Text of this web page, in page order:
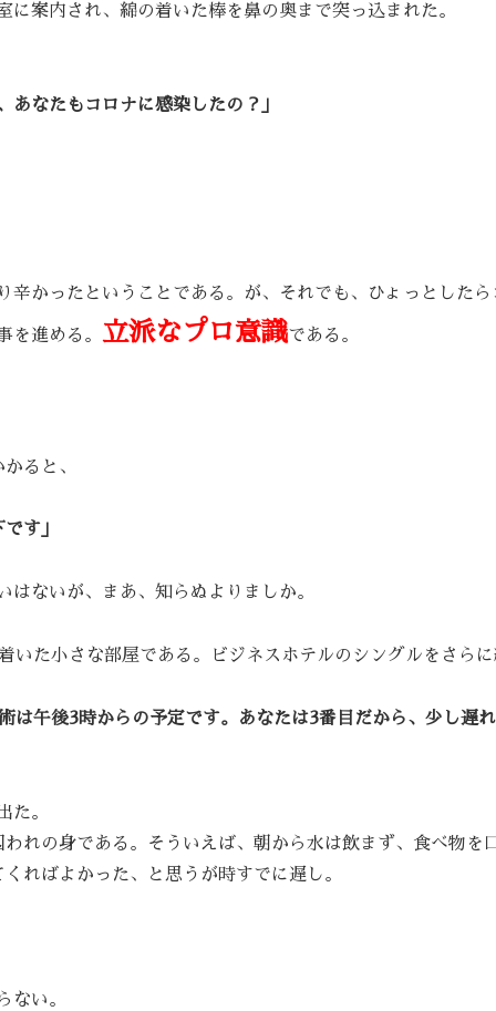
案内され、綿の着いた棒を鼻の奥まで突っ込まれた。
なたもコロナに感染したの？」
辛かったということである。が、それでも、ひょっとした
を進める。 立派なプロ意識である。
ると、
す」
ないが、まあ、知らぬよりましか。
いた小さな部屋である。ビジネスホテルのシングルをさら
は午後3時からの予定です。あなたは3番目だから、少し遅
た。
れの身である。そういえば、朝から水は飲まず、食べ物を
ればよかった、と思うが時すでに遅し。
ない。